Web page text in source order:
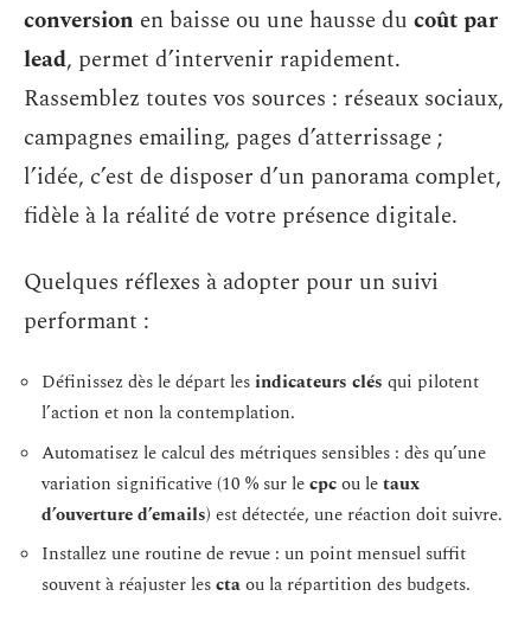
conversion en baisse ou une hausse du coût par
lead, permet d’intervenir rapidement.
Rassemblez toutes vos sources : réseaux sociaux,
campagnes emailing, pages d’atterrissage ;
l’idée, c’est de disposer d’un panorama complet,
fidèle à la réalité de votre présence digitale.
Quelques réflexes à adopter pour un suivi
performant :
Définissez dès le départ lesindicateurs clés qui pilotent
l’action et non la contemplation.
Automatisez le calcul des métriques sensibles : dès qu’une
variation significative (10 % sur lecpcou letaux
d’ouverture d’emails) est détectée, une réaction doit suivre.
Installez une routine de revue : un point mensuel suffit
souvent à réajuster lesctaou la répartition des budgets.